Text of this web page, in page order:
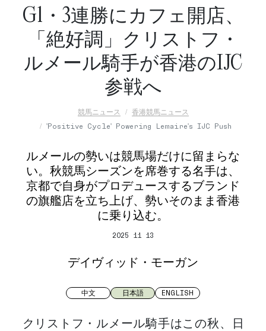
G1・3連勝にカフェ開店、
「絶好調」クリストフ・
ルメール騎手が香港のIJC
参戦へ
競馬ニュース
香港競馬ニュース
'Positive Cycle' Powering Lemaire's IJC Push
ルメールの勢いは競馬場だけに留まらな
い。秋競馬シーズンを席巻する名手は、
京都で自身がプロデュースするブランド
の旗艦店を立ち上げ、勢いそのまま香港
に乗り込む。
2025 11 13
デイヴィッド・モーガン
中文 日本語 ENGLISH
クリストフ・ルメール騎手はこの秋、日